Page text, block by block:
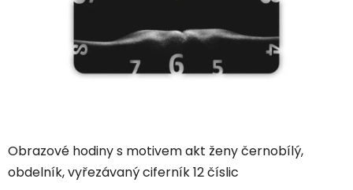
Obrazové hodiny s motivem akt ženy černobílý,
obdelník, vyřezávaný ciferník 12 číslic